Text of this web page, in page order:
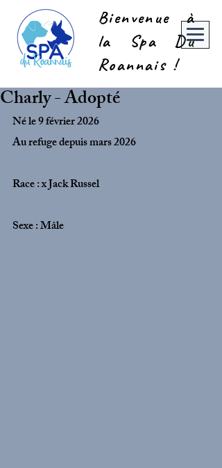
Bienvenue à
la Spa Du
Roannais !
Charly - Adopté
Né le 9 février 2026
Au refuge depuis mars 2026
Race : x Jack Russel
Sexe : Mâle